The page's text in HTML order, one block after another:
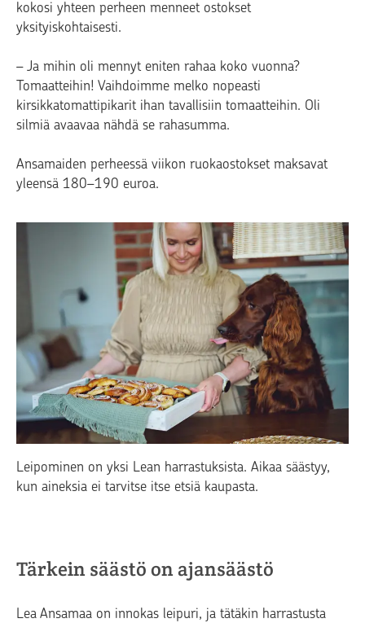
kokosi yhteen perheen menneet ostokset
yksityiskohtaisesti.
– Ja mihin oli mennyt eniten rahaa koko vuonna?
Tomaatteihin! Vaihdoimme melko nopeasti
kirsikkatomattipikarit ihan tavallisiin tomaatteihin. Oli
silmiä avaavaa nähdä se rahasumma.
Ansamaiden perheessä viikon ruokaostokset maksavat
yleensä 180–190 euroa.
Leipominen on yksi Lean harrastuksista. Aikaa säästyy,
kun aineksia ei tarvitse itse etsiä kaupasta.
Tärkein säästö on ajansäästö
Lea Ansamaa on innokas leipuri, ja tätäkin harrastusta